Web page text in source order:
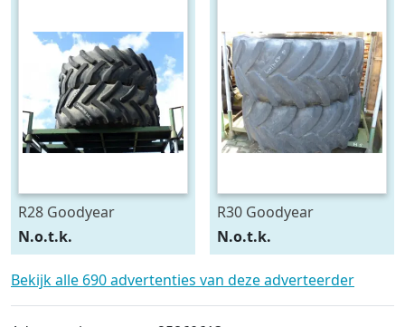
R28 Goodyear
540/75R28
N.o.t.k.
R30 Goodyear
600/70R30
N.o.t.k.
Bekijk alle 690 advertenties van deze adverteerder